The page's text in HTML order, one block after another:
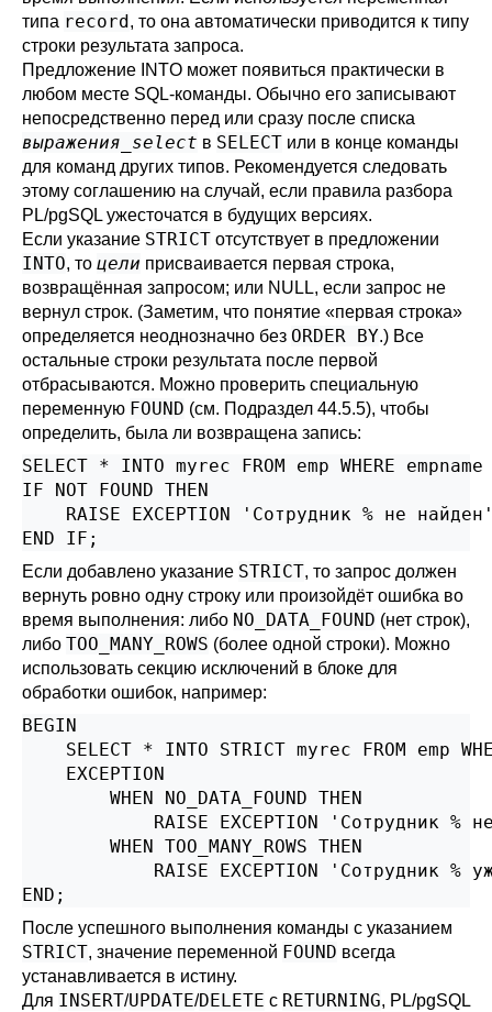
типа record, то она автоматически приводится к типу
строки результата запроса.
Предложение INTO может появиться практически в
любом месте SQL-команды. Обычно его записывают
непосредственно перед или сразу после списка
выражения_select в SELECT или в конце команды
для команд других типов. Рекомендуется следовать
этому соглашению на случай, если правила разбора
PL/pgSQL ужесточатся в будущих версиях.
Если указание STRICT отсутствует в предложении
INTO, то цели присваивается первая строка,
возвращённая запросом; или NULL, если запрос не
вернул строк. (Заметим, что понятие «первая строка»
определяется неоднозначно без ORDER BY.) Все
остальные строки результата после первой
отбрасываются. Можно проверить специальную
переменную FOUND (см. Подраздел 44.5.5), чтобы
определить, была ли возвращена запись:
SELECT * INTO myrec FROM emp WHERE
IF NOT FOUND THEN
RAISE EXCEPTION 'Сотрудник % не
END IF;
Если добавлено указание STRICT, то запрос должен
вернуть ровно одну строку или произойдёт ошибка во
время выполнения: либо NO_DATA_FOUND (нет строк),
либо TOO_MANY_ROWS (более одной строки). Можно
использовать секцию исключений в блоке для
обработки ошибок, например:
BEGIN
SELECT * INTO STRICT myrec FROM emp
    EXCEPTION
        WHEN NO_DATA_FOUND THEN
RAISE EXCEPTION 'Сотрудник %
        WHEN TOO_MANY_ROWS THEN
RAISE EXCEPTION 'Сотрудник %
END;
После успешного выполнения команды с указанием
STRICT, значение переменной FOUND всегда
устанавливается в истину.
Для INSERT/UPDATE/DELETE с RETURNING, PL/pgSQL